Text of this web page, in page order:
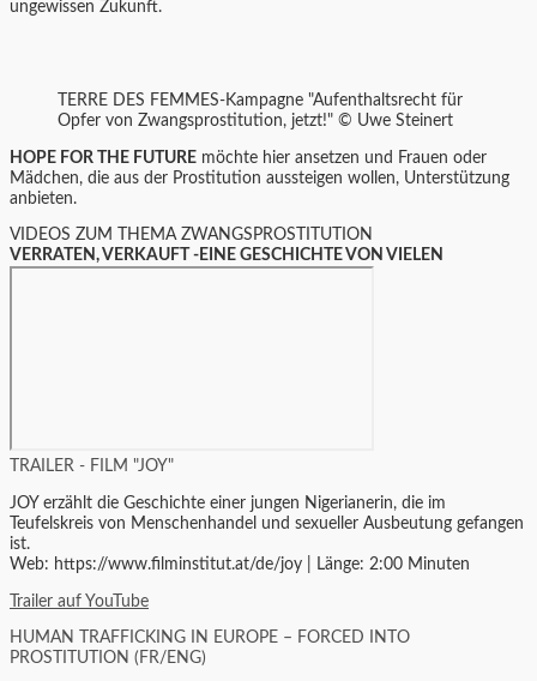
ungewissen Zukunft.
TERRE DES FEMMES-Kampagne "Aufenthaltsrecht für
Opfer von Zwangsprostitution, jetzt!" © Uwe Steinert
HOPE FOR THE FUTURE möchte hier ansetzen und Frauen oder
Mädchen, die aus der Prostitution aussteigen wollen, Unterstützung
anbieten.
VIDEOS ZUM THEMA ZWANGSPROSTITUTION
VERRATEN, VERKAUFT -EINE GESCHICHTE VON VIELEN
TRAILER - FILM "JOY"
JOY erzählt die Geschichte einer jungen Nigerianerin, die im
Teufelskreis von Menschenhandel und sexueller Ausbeutung gefangen
ist.
Web: https://www.filminstitut.at/de/joy | Länge: 2:00 Minuten
Trailer auf YouTube
HUMAN TRAFFICKING IN EUROPE – FORCED INTO
PROSTITUTION (FR/ENG)